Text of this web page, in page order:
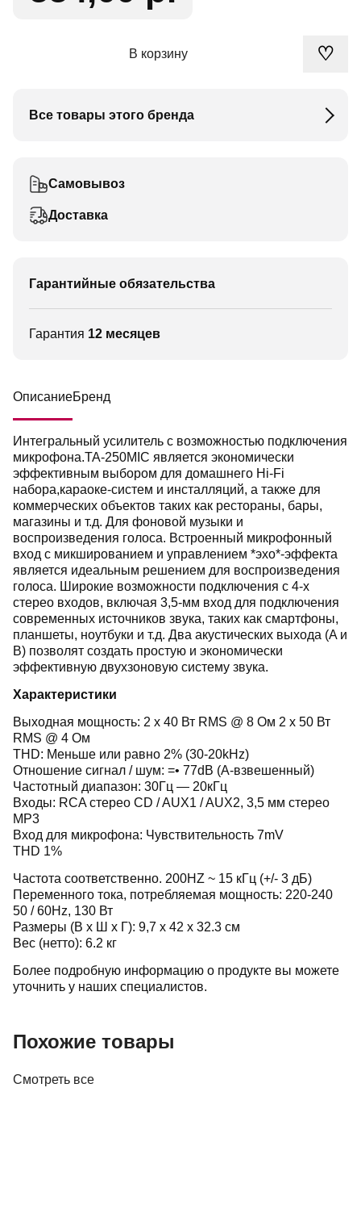
В корзину ♡
Все товары этого бренда
Самовывоз
Доставка
Гарантийные обязательства
Гарантия 12 месяцев
ОписаниеБренд
Интегральный усилитель с возможностью подключения
микрофона.TA-250MIC является экономически
эффективным выбором для домашнего Hi-Fi
набора,караоке-систем и инсталляций, а также для
коммерческих объектов таких как рестораны, бары,
магазины и т.д. Для фоновой музыки и
воспроизведения голоса. Встроенный микрофонный
вход с микшированием и управлением *эхо*-эффекта
является идеальным решением для воспроизведения
голоса. Широкие возможности подключения с 4-х
стерео входов, включая 3,5-мм вход для подключения
современных источников звука, таких как смартфоны,
планшеты, ноутбуки и т.д. Два акустических выхода (A и
B) позволят создать простую и экономически
эффективную двухзоновую систему звука.
Характеристики
Выходная мощность: 2 х 40 Вт RMS @ 8 Ом 2 х 50 Вт
RMS @ 4 Ом
THD: Меньше или равно 2% (30-20kHz)
Отношение сигнал / шум: =• 77dB (A-взвешенный)
Частотный диапазон: 30Гц — 20кГц
Входы: RCA стерео CD / AUX1 / AUX2, 3,5 мм стерео
MP3
Вход для микрофона: Чувствительность 7mV
THD 1%
Частота соответственно. 200HZ ~ 15 кГц (+/- 3 дБ)
Переменного тока, потребляемая мощность: 220-240
50 / 60Hz, 130 Вт
Размеры (В х Ш х Г): 9,7 х 42 х 32.3 см
Вес (нетто): 6.2 кг
Более подробную информацию о продукте вы можете
уточнить у наших специалистов.
Похожие товары
Смотреть все